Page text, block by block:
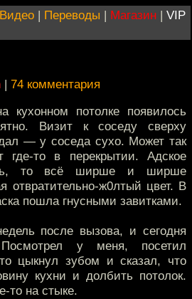
Видео | Переводы | Магазин | VIP
| 74 комментария
кухонном потолке появилось
Визит к соседу сверху
дал — у соседа сухо. Может так
где-то в перекрытии. Адское
то всё ширше и ширше
отвратительно-ж0лтый цвет. В
пошла гнусными завитками.
после вызова, и сегодня
у меня, посетил
цыкнул зубом и сказал, что
кухни и долбить потолок.
то на стыке.